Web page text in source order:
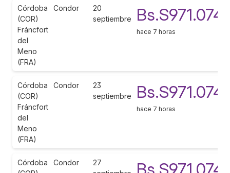
Córdoba
(COR)
Fráncfort
del
Meno
(FRA)
Condor
20
septiembre
Bs.S971.074
hace 7 horas
Córdoba
(COR)
Fráncfort
del
Meno
(FRA)
Condor
23
septiembre
Bs.S971.074
hace 7 horas
Córdoba
Condor
27